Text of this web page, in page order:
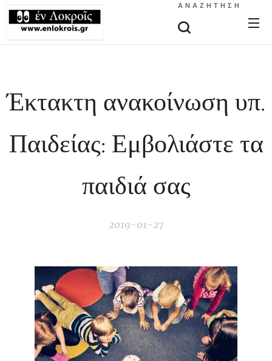
ΑΝΑΖΉΤΗΣΗ
Έκτακτη ανακοίνωση υπ.
Παιδείας: Εμβολιάστε τα
παιδιά σας
2019-01-27